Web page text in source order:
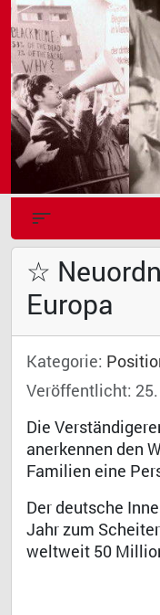
☆
Europa
Kategorie:
Veröffentlicht:
Die
anerkennen den
Familien eine
Der deutsche
Jahr zum
weltweit 50